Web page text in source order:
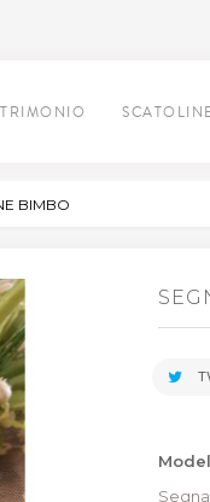
BIMBO